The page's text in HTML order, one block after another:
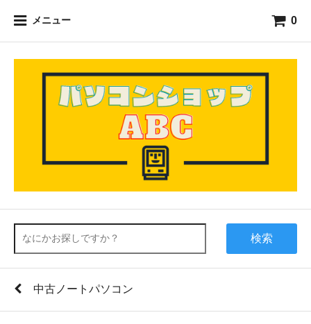
メニュー 0
検索
中古ノートパソコン